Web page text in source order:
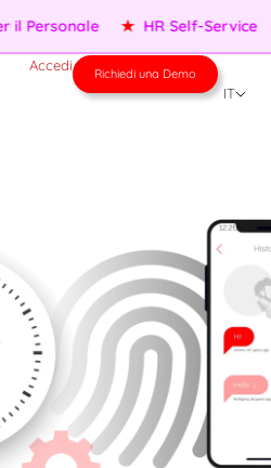
Personale ★ HR Self-Service
Accedi Richiedi una Demo
IT